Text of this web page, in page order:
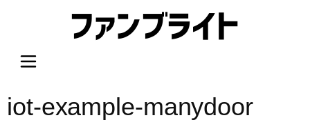
プ
iot-example-manydoor